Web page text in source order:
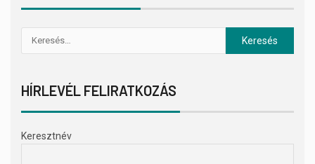
HÍRLEVÉL FELIRATKOZÁS
Keresztnév